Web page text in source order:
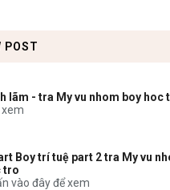
POST
lãm - tra My vu nhom boy hoc
Boy trí tuệ part 2 tra My vu
tro
vào đây để xem